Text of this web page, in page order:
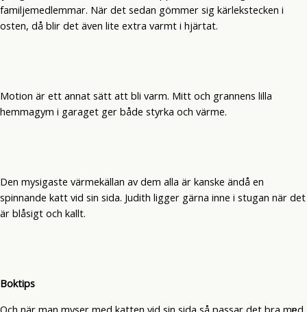
familjemedlemmar. När det sedan gömmer sig kärlekstecken i
osten, då blir det även lite extra varmt i hjärtat.
Motion är ett annat sätt att bli varm. Mitt och grannens lilla
hemmagym i garaget ger både styrka och värme.
Den mysigaste värmekällan av dem alla är kanske ändå en
spinnande katt vid sin sida. Judith ligger gärna inne i stugan när det
är blåsigt och kallt.
Boktips
Och när man myser med katten vid sin sida så passar det bra med